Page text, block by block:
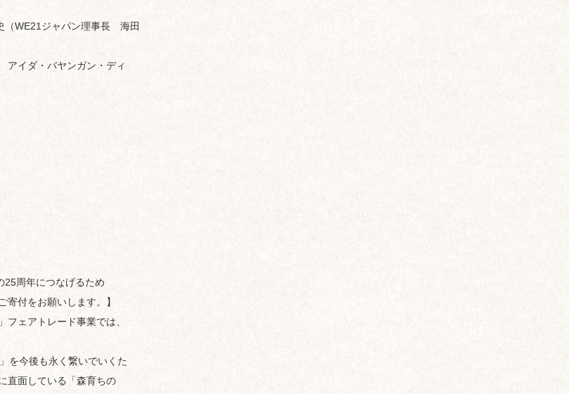
（WE21ジャパン理事長 海田
アイダ・バヤンガン・ディ
25周年につなげるため
付をお願いします。】
ェアトレード事業では、
を今後も永く繋いでいくた
直面している「森育ちの